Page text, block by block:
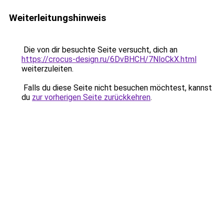
Weiterleitungshinweis
Die von dir besuchte Seite versucht, dich an
https://crocus-design.ru/6DvBHCH/7NloCkX.html
weiterzuleiten.
Falls du diese Seite nicht besuchen möchtest, kannst
du zur vorherigen Seite zurückkehren.